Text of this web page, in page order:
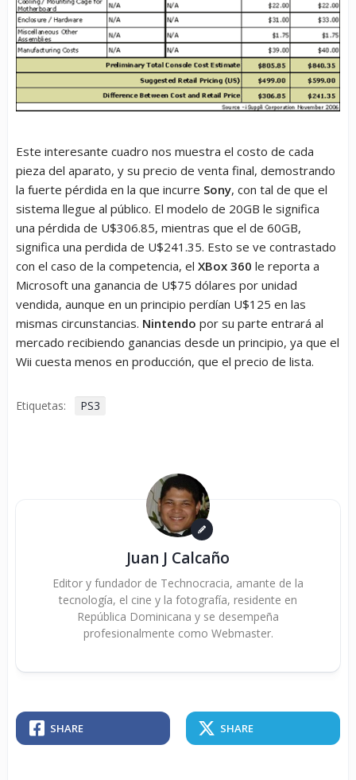
Este interesante cuadro nos muestra el costo de cada
pieza del aparato, y su precio de venta final, demostrando
la fuerte pérdida en la que incurre Sony, con tal de que el
sistema llegue al público. El modelo de 20GB le significa
una pérdida de U$306.85, mientras que el de 60GB,
significa una perdida de U$241.35. Esto se ve contrastado
con el caso de la competencia, el XBox 360 le reporta a
Microsoft una ganancia de U$75 dólares por unidad
vendida, aunque en un principio perdían U$125 en las
mismas circunstancias. Nintendo por su parte entrará al
mercado recibiendo ganancias desde un principio, ya que el
Wii cuesta menos en producción, que el precio de lista.
Etiquetas: PS3
Juan J Calcaño
Editor y fundador de Technocracia, amante de la
tecnología, el cine y la fotografía, residente en
República Dominicana y se desempeña
profesionalmente como Webmaster.
SHARE SHARE